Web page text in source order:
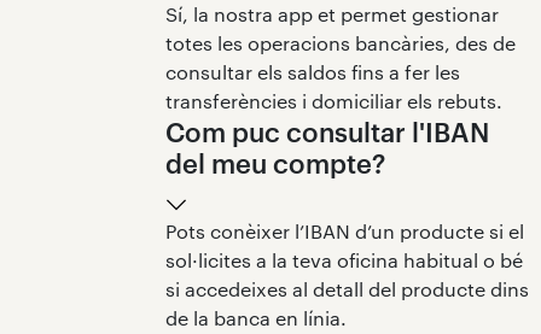
Sí, la nostra app et permet gestionar
totes les operacions bancàries, des de
consultar els saldos fins a fer les
transferències i domiciliar els rebuts.
Com puc consultar l'IBAN
del meu compte?
Pots conèixer l’IBAN d’un producte si el
sol·licites a la teva oficina habitual o bé
si accedeixes al detall del producte dins
de la banca en línia.